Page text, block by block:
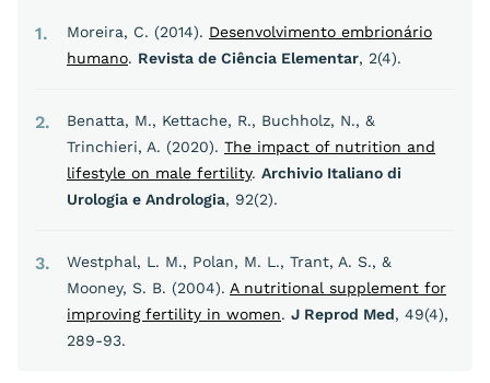
1 Moreira, C. (2014). Desenvolvimento embrionário
humano. Revista de Ciência Elementar, 2(4).
2
Benatta, M., Kettache, R., Buchholz, N., &
Trinchieri, A. (2020). The impact of nutrition and
lifestyle on male fertility. Archivio Italiano di
Urologia e Andrologia, 92(2).
3
Westphal, L. M., Polan, M. L., Trant, A. S., &
Mooney, S. B. (2004). A nutritional supplement for
improving fertility in women. J Reprod Med, 49(4),
289-93.